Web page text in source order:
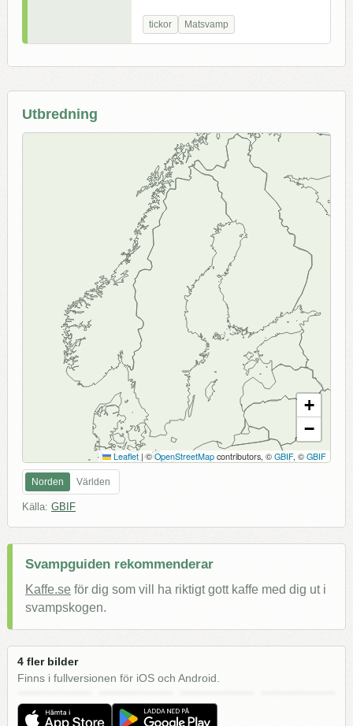
tickor Matsvamp
Utbredning
+
−
Leaflet |©OpenStreetMap contributors, © GBIF, © GBIF
Norden Världen
Källa: GBIF
Svampguiden rekommenderar
Kaffe.se för dig som vill ha riktigt gott kaffe med dig ut i
svampskogen.
4 fler bilder
Finns i fullversionen för iOS och Android.